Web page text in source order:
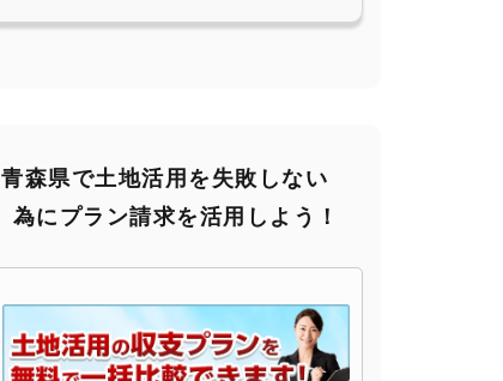
青森県で土地活用を失敗しない
為にプラン請求を活用しよう！